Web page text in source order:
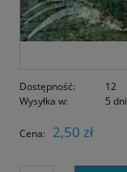
Dostępność:
12
Wysyłka w:
5 dni
Cena: 2,50 zł